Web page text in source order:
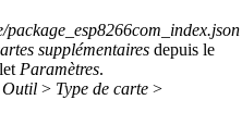
supplémentaires depuis le
Paramètres.
Outil > Type de carte >